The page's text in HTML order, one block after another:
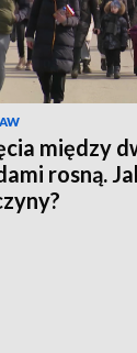
między
rosną.